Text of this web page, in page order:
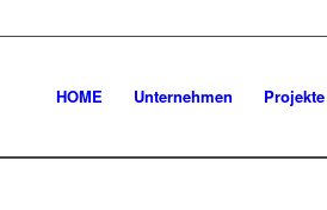
HOME Unternehmen Projekte